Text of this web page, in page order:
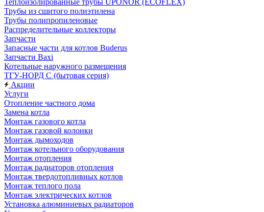
Теплоизолированные трубы UPONOR (ECOFLEX)
Трубы из сшитого полиэтилена
Трубы полипропиленовые
Распределительные коллекторы
Запчасти
Запасные части для котлов Buderus
Запчасти Baxi
Котельные наружного размещения
ТГУ-НОРД С (бытовая серия)
Акции
Услуги
Отопление частного дома
Замена котла
Монтаж газового котла
Монтаж газовой колонки
Монтаж дымоходов
Монтаж котельного оборудования
Монтаж отопления
Монтаж радиаторов отопления
Монтаж твердотопливных котлов
Монтаж теплого пола
Монтаж электрических котлов
Установка алюминиевых радиаторов